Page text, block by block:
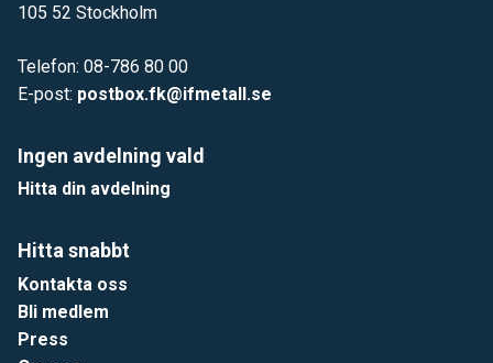
105 52 Stockholm
Telefon: 08-786 80 00
E-post: postbox.fk@ifmetall.se
Ingen avdelning vald
Hitta din avdelning
Hitta snabbt
Kontakta oss
Bli medlem
Press